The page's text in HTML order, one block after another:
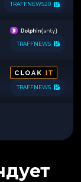
TRAFFNEWS20
TRAFFNEWS
TRAFFNEWS